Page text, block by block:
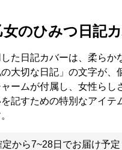
のひみつ日記
た日記カバーは、柔らか
大切な日記」の文字が、
ームが付属し、女性らし
記すための特別なアイテ
定から7~28日でお届け予定